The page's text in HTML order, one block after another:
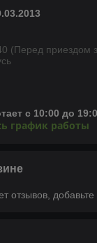
(Перед приездом
с 10:00 до
график работы
отзывов,